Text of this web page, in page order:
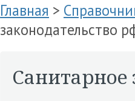
Главная >
законодательство
Санитарное